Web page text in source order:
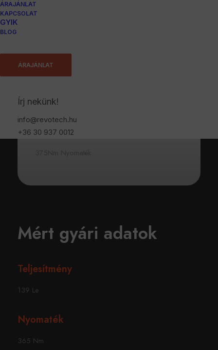
ÁRAJÁNLAT
KAPCSOLAT
GYIK
BLOG
ÁRAJÁNLAT
Írj nekünk!
info@revotech.hu
+36 30 937 0012
Ford Ranger
Katalógus Le
150 Lóerő
Katalógus Nm
Mért gyári adatok
Teljesítmény
139 Le
Nyomaték
365 Nm